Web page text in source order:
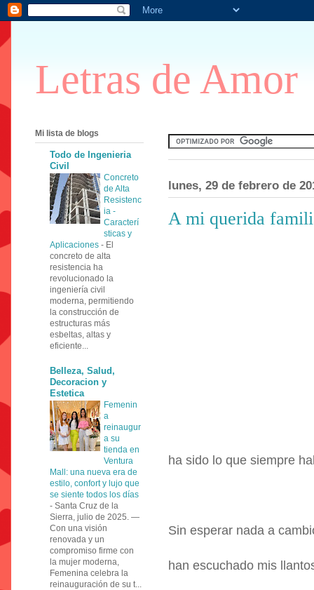
Letras de Amor
lunes, 29 de febrero de
A mi querida
ha sido lo que siempre
Sin esperar nada a
han escuchado mis
Mi lista de blogs
Todo de Ingenieria
Civil
Concreto
de Alta
Resistenc
ia -
Caracterí
sticas y
Aplicaciones - El
concreto de alta
resistencia ha
revolucionado la
ingeniería civil
moderna, permitiendo
la construcción de
estructuras más
esbeltas, altas y
eficiente...
Belleza, Salud,
Decoracion y
Estetica
Femenin
a
reinaugur
a su
tienda en
Ventura
Mall: una nueva era de
estilo, confort y lujo que
se siente todos los días
- Santa Cruz de la
Sierra, julio de 2025. —
Con una visión
renovada y un
compromiso firme con
la mujer moderna,
Femenina celebra la
reinauguración de su t...